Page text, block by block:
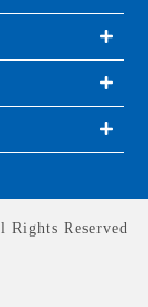
Reserved